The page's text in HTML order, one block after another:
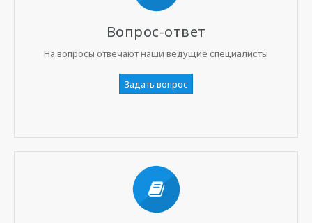
Вопрос-ответ
На вопросы отвечают наши ведущие специалисты
Задать вопрос